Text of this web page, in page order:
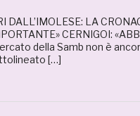
DALL’IMOLESE: LA
CERNIGOI:
della Samb non è
[…]